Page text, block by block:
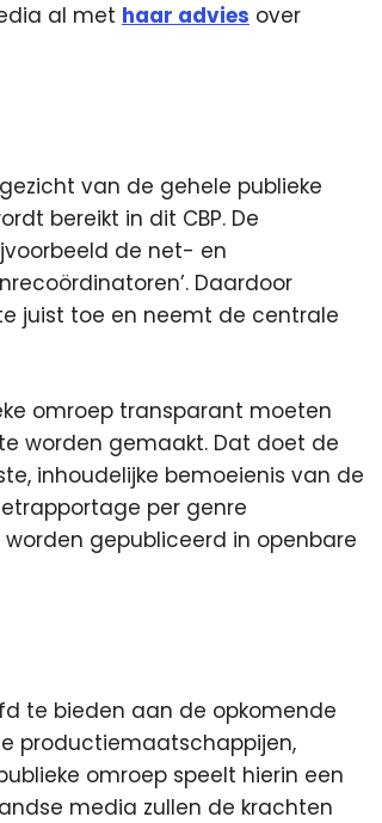
al met haar advies over
van de gehele publieke
bereikt in dit CBP. De
de net- en
Daardoor
juist toe en neemt de centrale
omroep transparant moeten
worden gemaakt. Dat doet de
inhoudelijke bemoeienis van de
per genre
gepubliceerd in openbare
te bieden aan de opkomende
productiemaatschappijen,
omroep speelt hierin een
media zullen de krachten